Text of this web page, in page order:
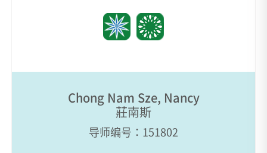
Chong Nam Sze, Nancy
莊南斯
导师编号：151802